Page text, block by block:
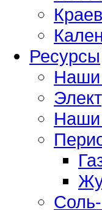
Ресурсы
Наши
Наши